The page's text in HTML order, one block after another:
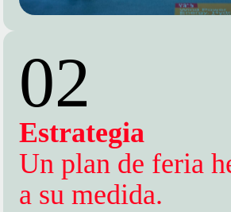
02
Estrategia
Un plan de feria
a su medida.